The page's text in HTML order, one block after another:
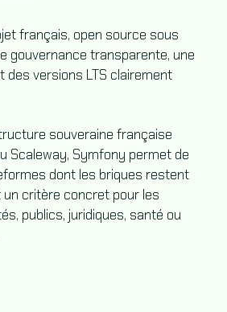
français, open source sous
gouvernance transparente, une
des versions LTS clairement
souveraine française
Scaleway, Symfony permet de
dont les briques restent
un critère concret pour les
publics, juridiques, santé ou